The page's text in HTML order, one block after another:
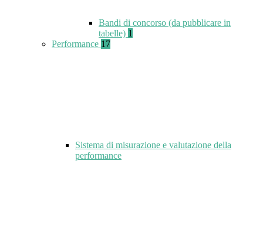
Bandi di concorso (da pubblicare in
tabelle) 1
Performance 17
Sistema di misurazione e valutazione della
performance